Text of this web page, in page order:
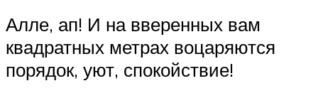
Алле, ап! И на вверенных вам
квадратных метрах воцаряются
порядок, уют, спокойствие!